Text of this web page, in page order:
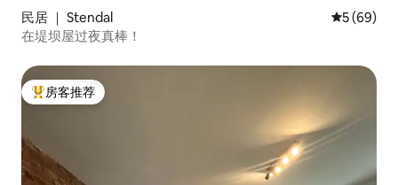
民居 ｜ Stendal 平均评分
5 (69)
在堤坝屋过夜真棒！
热门「房客推荐」
房客推荐